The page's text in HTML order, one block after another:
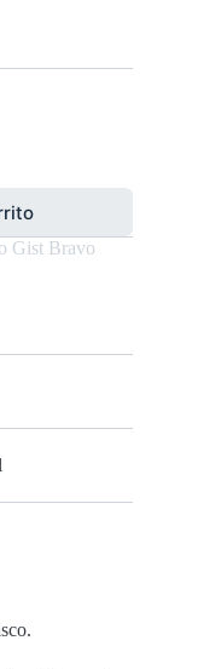
Gist Bravo